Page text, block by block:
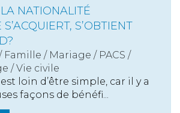
NATIONALITÉ
S’OBTIENT
Famille / Mariage / PACS /
/ Vie civile
loin d’être simple, car il y a
façons de bénéfi...